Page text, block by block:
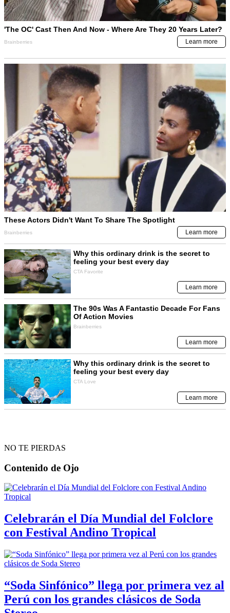
NO TE PIERDAS
Contenido de Ojo
Celebrarán el Día Mundial del Folclore
con Festival Andino Tropical
“Soda Sinfónico” llega por primera vez al
Perú con los grandes clásicos de Soda